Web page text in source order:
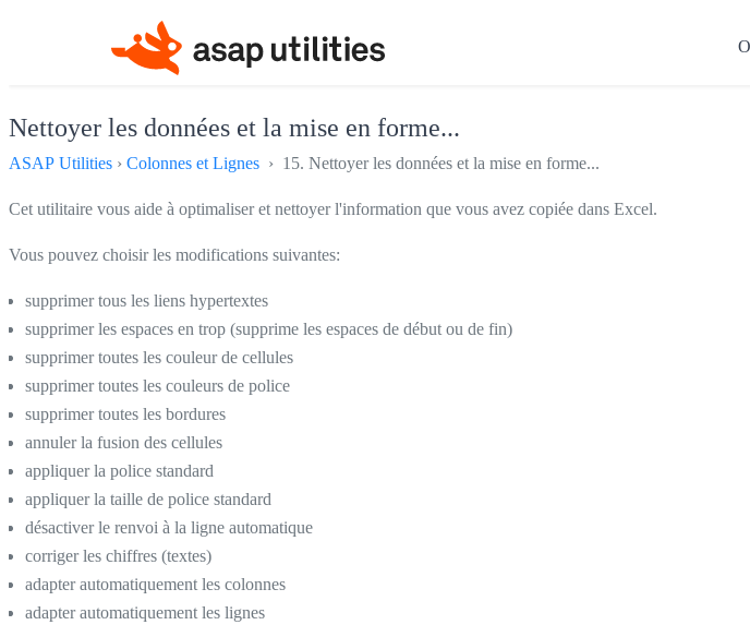
Nettoyer les données et la mise en forme...
ASAP Utilities › Colonnes et Lignes › 15. Nettoyer les données et la mise en forme...
Cet utilitaire vous aide à optimaliser et nettoyer l'information que vous avez copiée dans Excel.
Vous pouvez choisir les modifications suivantes:
supprimer tous les liens hypertextes
supprimer les espaces en trop (supprime les espaces de début ou de fin)
supprimer toutes les couleur de cellules
supprimer toutes les couleurs de police
supprimer toutes les bordures
annuler la fusion des cellules
appliquer la police standard
appliquer la taille de police standard
désactiver le renvoi à la ligne automatique
corriger les chiffres (textes)
adapter automatiquement les colonnes
adapter automatiquement les lignes